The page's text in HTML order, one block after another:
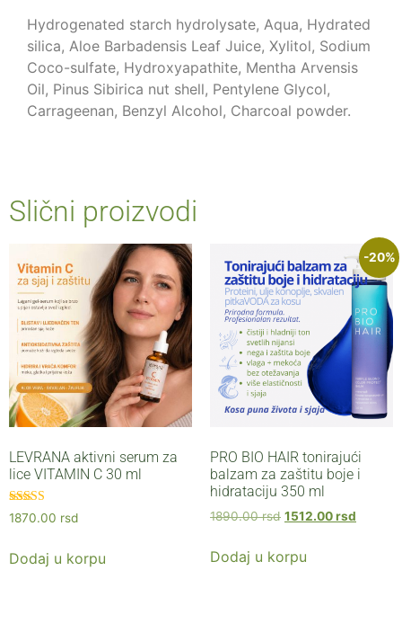
Hydrogenated starch hydrolysate, Aqua, Hydrated
silica, Aloe Barbadensis Leaf Juice, Xylitol, Sodium
Coco-sulfate, Hydroxyapathite, Mentha Arvensis
Oil, Pinus Sibirica nut shell, Pentylene Glycol,
Carrageenan, Benzyl Alcohol, Charcoal powder.
Slični proizvodi
LEVRANA aktivni serum za
lice VITAMIN C 30 ml
Ocenjeno sa
5.00
1870.00 rsd
Dodaj u korpu
-20%
PRO BIO HAIR tonirajući
balzam za zaštitu boje i
hidrataciju 350 ml
1890.00rsd 1512.00rsd
Dodaj u korpu